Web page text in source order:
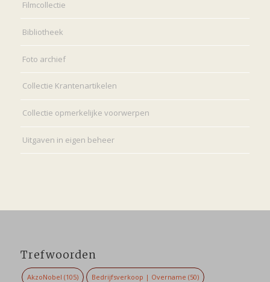
Filmcollectie
Bibliotheek
Foto archief
Collectie Krantenartikelen
Collectie opmerkelijke voorwerpen
Uitgaven in eigen beheer
Trefwoorden
AkzoNobel (105) Bedrijfsverkoop | Overname (50)